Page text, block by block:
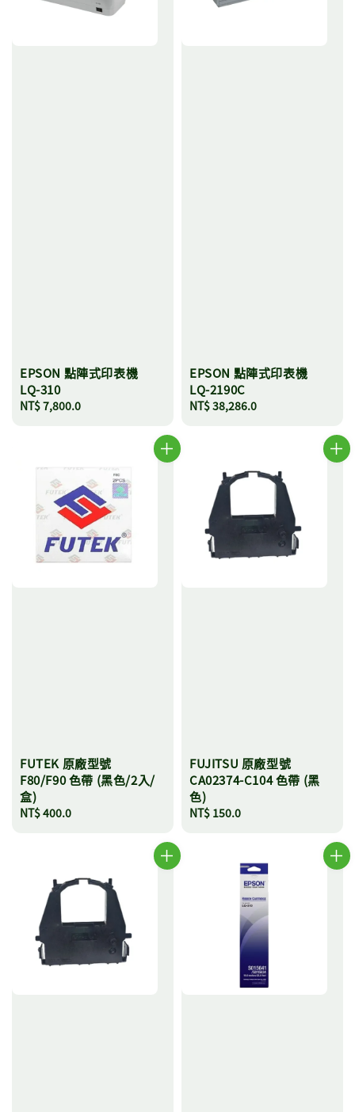
EPSON 點陣式印表機
LQ-310
Regular
NT$ 7,800.0
EPSON 點陣式印表機
LQ-2190C
Regular
NT$ 38,286.0
FUTEK 原廠型號
F80/F90 色帶 (黑色/2入/
盒)
Regular
NT$ 400.0
FUJITSU 原廠型號
CA02374-C104 色帶 (黑
色)
Regular
NT$ 150.0